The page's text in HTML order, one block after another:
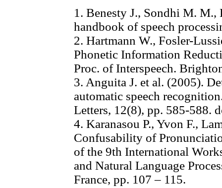
1. Benesty J., Sondhi M.
handbook of speech
2. Hartmann W., Fosler-
Phonetic Information
Proc. of Interspeech.
3. Anguita J. et al. (2005).
automatic speech
Letters, 12(8), pp. 585-588.
4. Karanasou P., Yvon F.,
Confusability of
of the 9th International
and Natural Language
France, pp. 107 – 115.